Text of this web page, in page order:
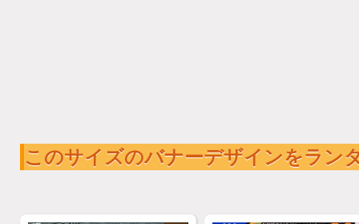
このサイズのバナーデザインをラン